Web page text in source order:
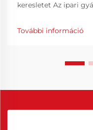
keresletet Az ipari
gyártási minőség
felszabadító szer
További információ